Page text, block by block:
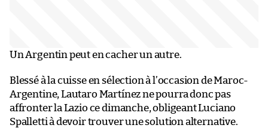
Un Argentin peut en cacher un autre.
Blessé à la cuisse en sélection à l’occasion de Maroc-
Argentine, Lautaro Martínez ne pourra donc pas
affronter la Lazio ce dimanche, obligeant Luciano
Spalletti à devoir trouver une solution alternative.